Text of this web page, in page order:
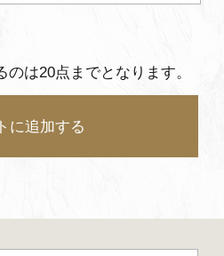
は20点までとなります。
に追加する